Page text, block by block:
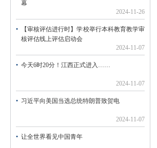
幕
2024-11-26
【审核评估进行时】学校举行本科教育教学审
核评估线上评估启动会
2024-11-07
今天6时20分！江西正式进入……
2024-11-07
习近平向美国当选总统特朗普致贺电
2024-11-07
让全世界看见中国青年